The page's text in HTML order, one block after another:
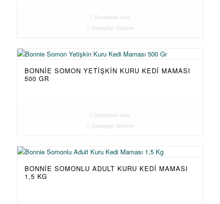
Devamını oku
Detayları Göster
BONNIE SOMON YETIŞKIN KURU KEDI MAMASI
500 GR
Devamını oku
Detayları Göster
BONNIE SOMONLU ADULT KURU KEDI MAMASI
1,5 KG